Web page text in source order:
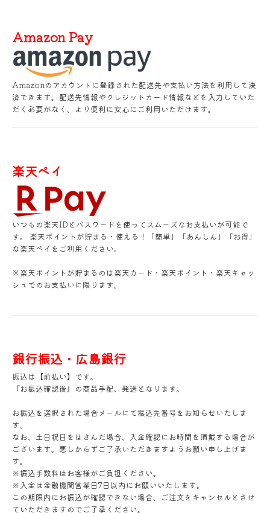
Amazon Pay
Amazonのアカウントに登録された配送先や支払い方法を利用して決
済できます。配送先情報やクレジットカード情報などを入力していた
だく必要がなく、より便利に安心にご利用いただけます。
楽天ペイ
いつもの楽天IDとパスワードを使ってスムーズなお支払いが可能で
す。 楽天ポイントが貯まる・使える！「簡単」「あんしん」「お得」
な楽天ペイをご利用ください。
※楽天ポイントが貯まるのは楽天カード・楽天ポイント・楽天キャッ
シュでのお支払いに限ります。
銀行振込・広島銀行
振込は【前払い】です。
『お振込確認後』の商品手配、発送となります。
お振込を選択された場合メールにて振込先番号をお知らせいたしま
す。
なお、土日祝日をはさんだ場合、入金確認にお時間を頂戴する場合が
ございます。悪しからずご了承いただきますようお願い申し上げま
す。
※振込手数料はお客様がご負担ください。
※入金は金融機関営業日7日以内にお願いいたします。
この期限内にお振込が確認できない場合、ご注文をキャンセルとさせ
ていただきますのでご了承ください。